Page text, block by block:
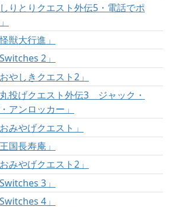
しりとりクエスト外伝5・電話でポ
怪獣大行進」
Switches 2」
おやしきクエスト2」
丸投げクエスト外伝3 ジャック・
アンロッカー」
おみやげクエスト」
王国長寿庵」
おみやげクエスト2」
Switches 3」
Switches 4」